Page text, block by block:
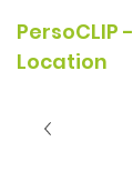
PersoCLIP -
Location